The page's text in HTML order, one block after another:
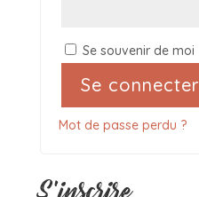
Se souvenir de moi
Se connecter
Mot de passe perdu ?